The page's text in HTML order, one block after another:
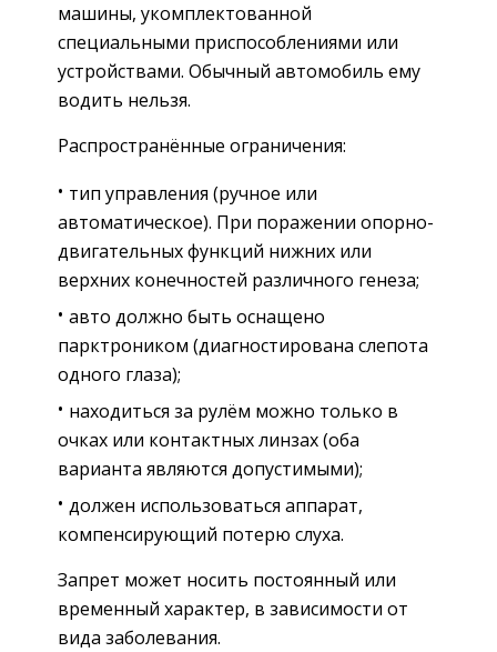
машины, укомплектованной
специальными приспособлениями или
устройствами. Обычный автомобиль ему
водить нельзя.
Распространённые ограничения:
тип управления (ручное или
автоматическое). При поражении опорно-
двигательных функций нижних или
верхних конечностей различного генеза;
авто должно быть оснащено
парктроником (диагностирована слепота
одного глаза);
находиться за рулём можно только в
очках или контактных линзах (оба
варианта являются допустимыми);
должен использоваться аппарат,
компенсирующий потерю слуха.
Запрет может носить постоянный или
временный характер, в зависимости от
вида заболевания.